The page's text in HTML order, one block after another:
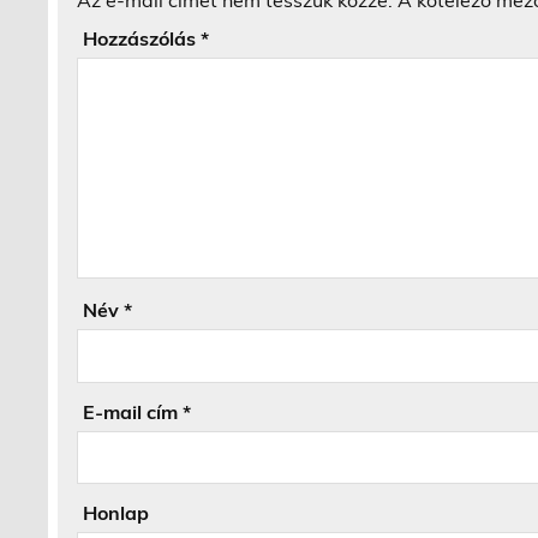
Hozzászólás*
Név*
E-mail cím*
Honlap